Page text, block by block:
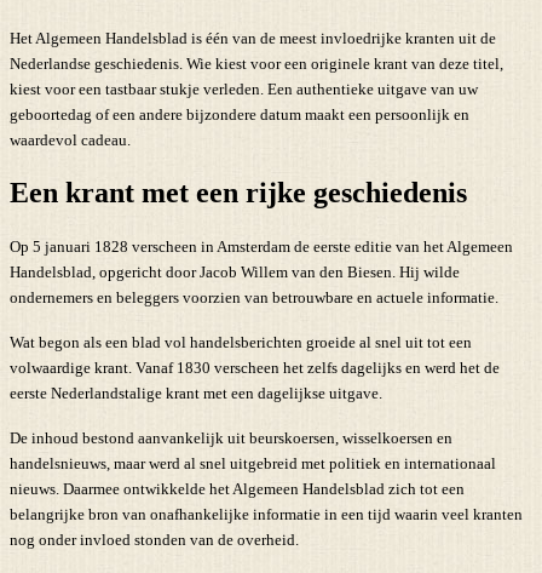
Het Algemeen Handelsblad is één van de meest invloedrijke kranten uit de
Nederlandse geschiedenis. Wie kiest voor een originele krant van deze titel,
kiest voor een tastbaar stukje verleden. Een authentieke uitgave van uw
geboortedag of een andere bijzondere datum maakt een persoonlijk en
waardevol cadeau.
Een krant met een rijke geschiedenis
Op 5 januari 1828 verscheen in Amsterdam de eerste editie van het Algemeen
Handelsblad, opgericht door Jacob Willem van den Biesen. Hij wilde
ondernemers en beleggers voorzien van betrouwbare en actuele informatie.
Wat begon als een blad vol handelsberichten groeide al snel uit tot een
volwaardige krant. Vanaf 1830 verscheen het zelfs dagelijks en werd het de
eerste Nederlandstalige krant met een dagelijkse uitgave.
De inhoud bestond aanvankelijk uit beurskoersen, wisselkoersen en
handelsnieuws, maar werd al snel uitgebreid met politiek en internationaal
nieuws. Daarmee ontwikkelde het Algemeen Handelsblad zich tot een
belangrijke bron van onafhankelijke informatie in een tijd waarin veel kranten
nog onder invloed stonden van de overheid.